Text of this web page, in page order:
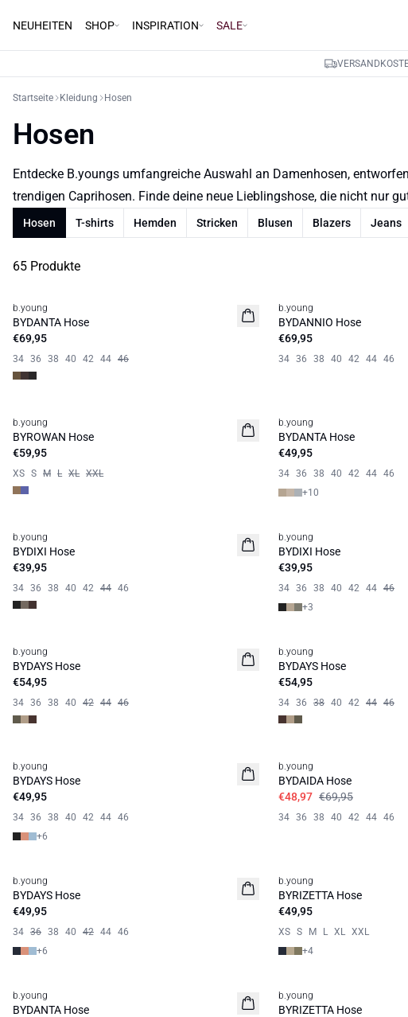
NEUHEITEN SHOP INSPIRATION SALE
Startseite Kleidung Hosen
Hosen
Entdecke B.youngs umfangreiche Auswahl an Damenhosen,
trendigen Caprihosen. Finde deine neue Lieblingshose, die nicht nur
Hosen T-shirts Hemden Stricken Blusen Blazers Jeans
65 Produkte
Neuheit
b.young
BYDANTA Hose
€69,95
34 36 38 40 42 44 46
Neuheit
b.young
BYDANNIO Hose
€69,95
34 36 38 40 42 44 46
Neuheit
b.young
BYROWAN Hose
€59,95
XS S M L XL XXL
Basic
b.young
BYDANTA Hose
€49,95
34 36 38 40 42 44 46
+10
b.young
BYDIXI Hose
€39,95
34 36 38 40 42 44 46
Basic
b.young
BYDIXI Hose
€39,95
34 36 38 40 42 44 46
+3
Neuheit
b.young
BYDAYS Hose
€54,95
34 36 38 40 42 44 46
Neuheit
b.young
BYDAYS Hose
€54,95
34 36 38 40 42 44 46
Basic
b.young
BYDAYS Hose
€49,95
34 36 38 40 42 44 46
+6
b.young
BYDAIDA Hose
€48,97 €69,95
34 36 38 40 42 44 46
Basic
b.young
BYDAYS Hose
€49,95
34 36 38 40 42 44 46
+6
Basic
b.young
BYRIZETTA Hose
€49,95
XS S M L XL XXL
+4
Basic
b.young
BYDANTA Hose
Basic
b.young
BYRIZETTA Hose